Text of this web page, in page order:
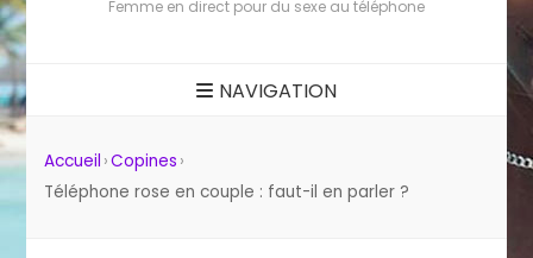
Femme en direct pour du sexe au téléphone
NAVIGATION
Accueil ›Copines ›
Téléphone rose en couple : faut-il en parler ?